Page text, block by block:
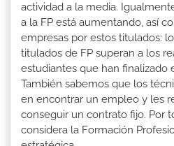
actividad a la media.
a la FP está aumentando, así
empresas por estos titulados:
titulados de FP superan a los
estudiantes que han finalizado
También sabemos que los
en encontrar un empleo y les
conseguir un contrato fijo. Por
considera la Formación